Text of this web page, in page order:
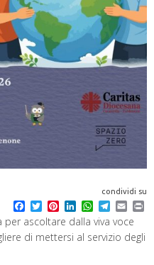
condividi su
F
a
c
e
T
w
i
t
P
i
n
t
L
i
n
k
W
h
a
t
T
e
e
E
m
a
i n
per ascoltare dalla viva voce
di mettersi al servizio degli